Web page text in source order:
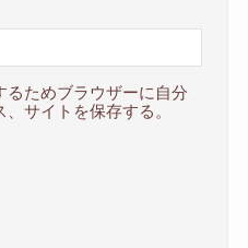
るためブラウザーに自分
サイトを保存する。